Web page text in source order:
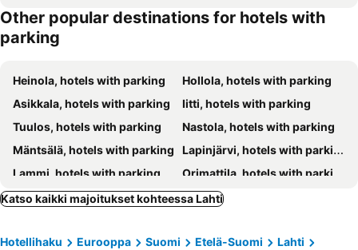
Other popular destinations for hotels with
parking
Heinola, hotels with parking
Hollola, hotels with parking
Asikkala, hotels with parking
Iitti, hotels with parking
Tuulos, hotels with parking
Nastola, hotels with parking
Mäntsälä, hotels with parking
Lapinjärvi, hotels with parking
Lammi, hotels with parking
Orimattila, hotels with parking
Artjärvi, hotels with parking
Jaala, hotels with parking
Padasjoki, hotels with parking
Hämeenkoski, hotels with parking
Katso kaikki majoitukset kohteessa Lahti
Hotellihaku Eurooppa Suomi Etelä-Suomi
Lahti